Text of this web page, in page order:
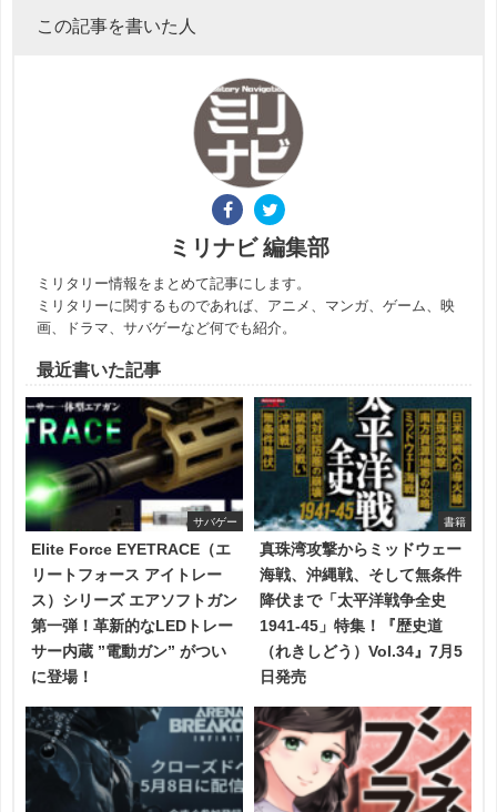
この記事を書いた人
ミリナビ 編集部
ミリタリー情報をまとめて記事にします。
ミリタリーに関するものであれば、アニメ、マンガ、ゲーム、映
画、ドラマ、サバゲーなど何でも紹介。
最近書いた記事
サバゲー
Elite Force EYETRACE（エ
リートフォース アイトレー
ス）シリーズ エアソフトガン
第一弾！革新的なLEDトレー
サー内蔵 ”電動ガン” がつい
に登場！
書籍
真珠湾攻撃からミッドウェー
海戦、沖縄戦、そして無条件
降伏まで「太平洋戦争全史
1941-45」特集！『歴史道
（れきしどう）Vol.34』7月5
日発売